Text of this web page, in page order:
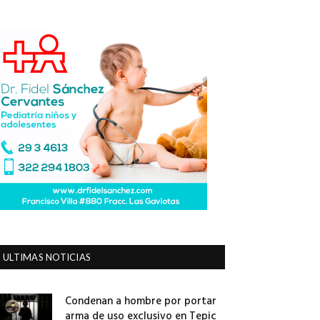
ULTIMAS NOTICIAS
Condenan a hombre por portar
arma de uso exclusivo en Tepic